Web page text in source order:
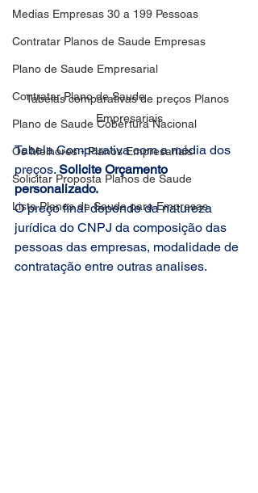
Medias Empresas 30 a 199 Pessoas
Contratar Planos de Saude Empresas
Plano de Saude Empresarial
Contratar Plano de Saude
Plano de Saude Cobertura Nacional
Os Melhores - Planos Empresariais
Solicitar Proposta Planos de Saude
Lista Planos de Saude para Empresas
Tabelas comparativas de preços Planos
Empresariais
Tabela Comparativa com a média dos
preços. Solicite Orçamento
personalizado.
O preço final depende da natureza
jurídica do CNPJ da composição das
pessoas das empresas, modalidade de
contratação entre outras analises.